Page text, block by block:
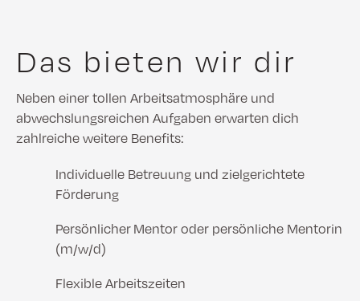
Das bieten wir dir
Neben einer tollen Arbeitsatmosphäre und
abwechslungsreichen Aufgaben erwarten dich
zahlreiche weitere Benefits:
Individuelle Betreuung und zielgerichtete
Förderung
Persönlicher Mentor oder persönliche Mentorin
(m/w/d)
Flexible Arbeitszeiten